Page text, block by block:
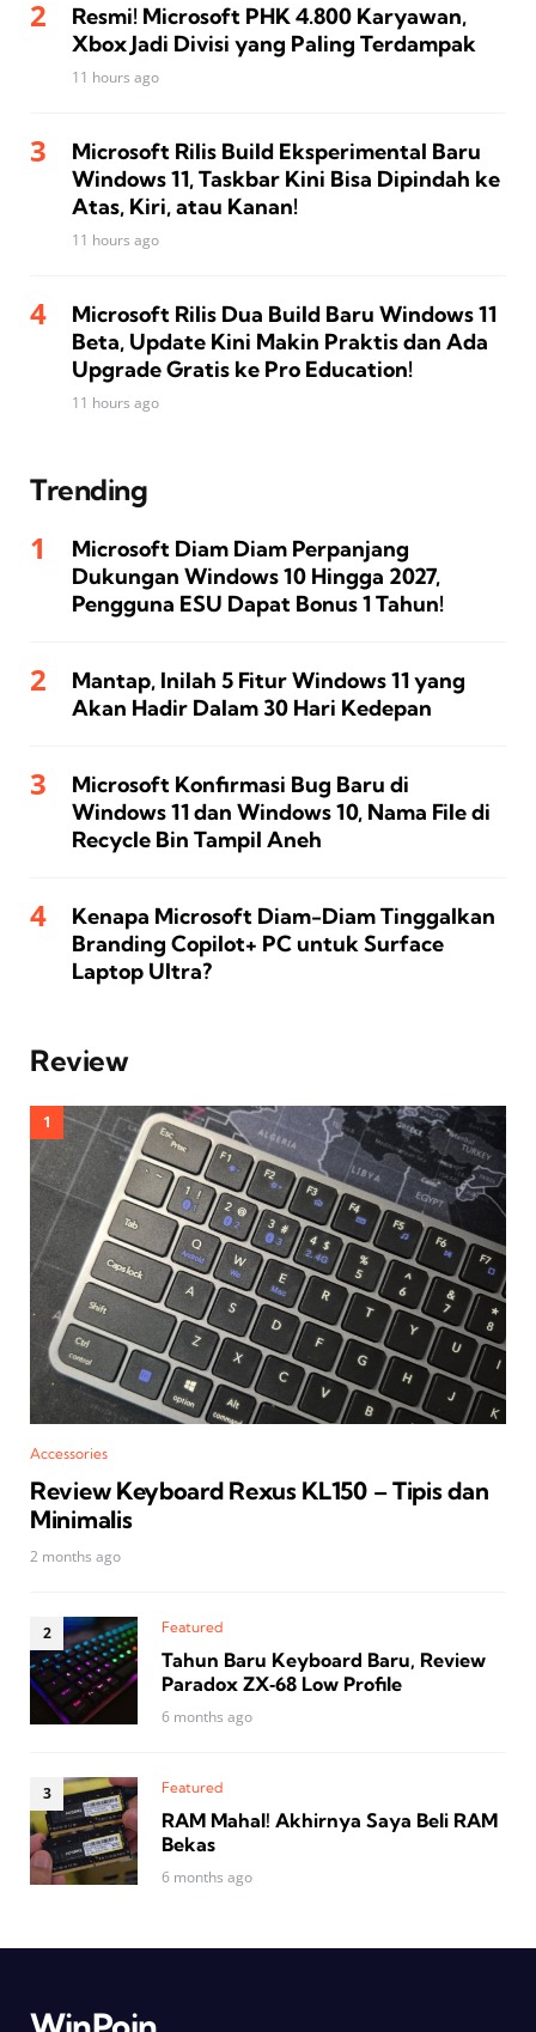
Resmi! Microsoft PHK 4.800 Karyawan,
Xbox Jadi Divisi yang Paling Terdampak
11 hours ago
Microsoft Rilis Build Eksperimental Baru
Windows 11, Taskbar Kini Bisa Dipindah ke
Atas, Kiri, atau Kanan!
11 hours ago
Microsoft Rilis Dua Build Baru Windows 11
Beta, Update Kini Makin Praktis dan Ada
Upgrade Gratis ke Pro Education!
11 hours ago
Trending
Microsoft Diam Diam Perpanjang
Dukungan Windows 10 Hingga 2027,
Pengguna ESU Dapat Bonus 1 Tahun!
Mantap, Inilah 5 Fitur Windows 11 yang
Akan Hadir Dalam 30 Hari Kedepan
Microsoft Konfirmasi Bug Baru di
Windows 11 dan Windows 10, Nama File di
Recycle Bin Tampil Aneh
Kenapa Microsoft Diam-Diam Tinggalkan
Branding Copilot+ PC untuk Surface
Laptop Ultra?
Review
Accessories
Review Keyboard Rexus KL150 – Tipis dan
Minimalis
2 months ago
Featured
Tahun Baru Keyboard Baru, Review
Paradox ZX‑68 Low Profile
6 months ago
Featured
RAM Mahal! Akhirnya Saya Beli RAM
Bekas
6 months ago